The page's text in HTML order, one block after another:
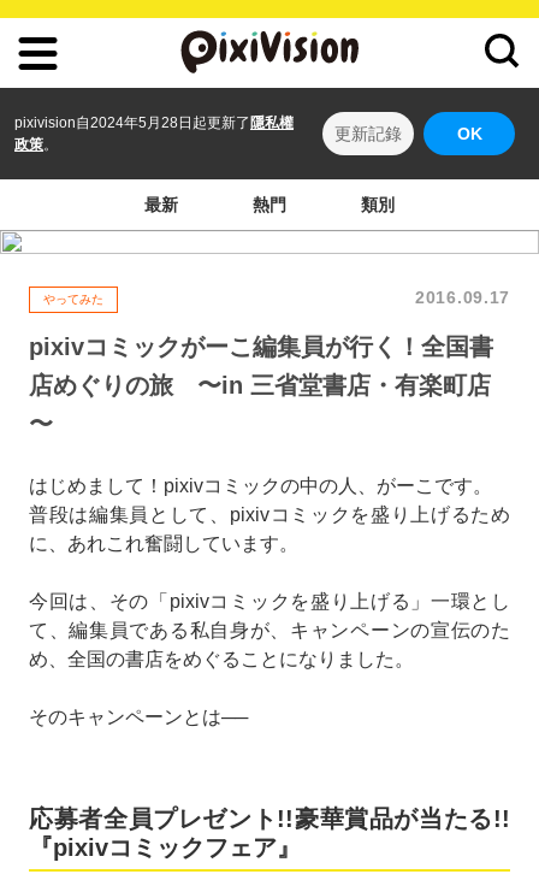
pixivision自2024年5月28日起更新了 隱私權
政策。
更新記錄 OK
最新 熱門 類別
やってみた 2016.09.17
pixivコミックがーこ編集員が行く！全国書
店めぐりの旅 〜in 三省堂書店・有楽町店
〜
はじめまして！pixivコミックの中の人、がーこです。
普段は編集員として、pixivコミックを盛り上げるため
に、あれこれ奮闘しています。
今回は、その「pixivコミックを盛り上げる」一環とし
て、編集員である私自身が、キャンペーンの宣伝のた
め、全国の書店をめぐることになりました。
そのキャンペーンとは──
応募者全員プレゼント!!豪華賞品が当たる!!
『pixivコミックフェア』